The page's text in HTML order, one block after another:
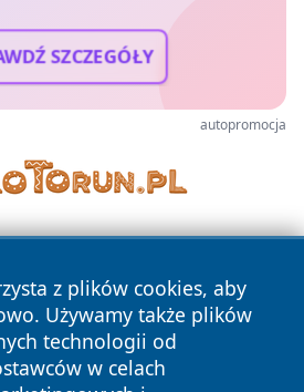
SZCZEGÓŁY
autopromocja
z plików cookies, aby
Używamy także plików
technologii od
w celach
Wszystkie prawa